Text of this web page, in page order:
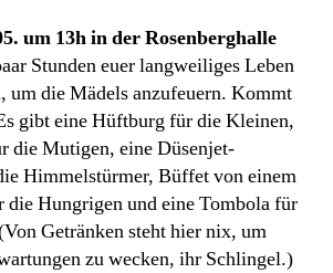
um 13h in der Rosenberghalle
Stunden euer langweiliges Leben
um die Mädels anzufeuern. Kommt
gibt eine Hüftburg für die Kleinen,
die Mutigen, eine Düsenjet-
Himmelstürmer, Büffet von einem
die Hungrigen und eine Tombola für
Getränken steht hier nix, um
zu wecken, ihr Schlingel.)